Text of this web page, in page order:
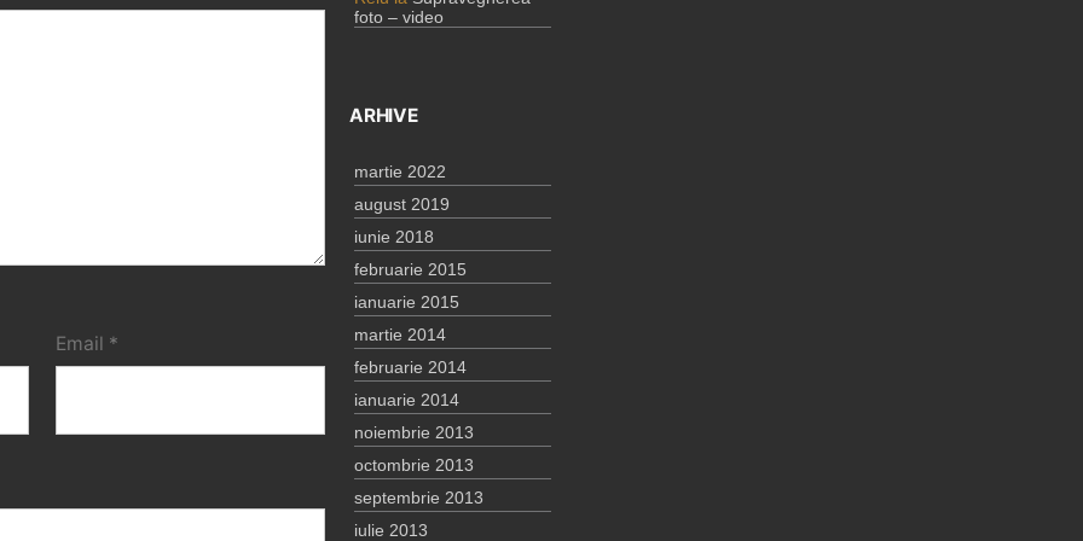
Email *
foto – video
ARHIVE
martie 2022
august 2019
iunie 2018
februarie 2015
ianuarie 2015
martie 2014
februarie 2014
ianuarie 2014
noiembrie 2013
octombrie 2013
septembrie 2013
iulie 2013